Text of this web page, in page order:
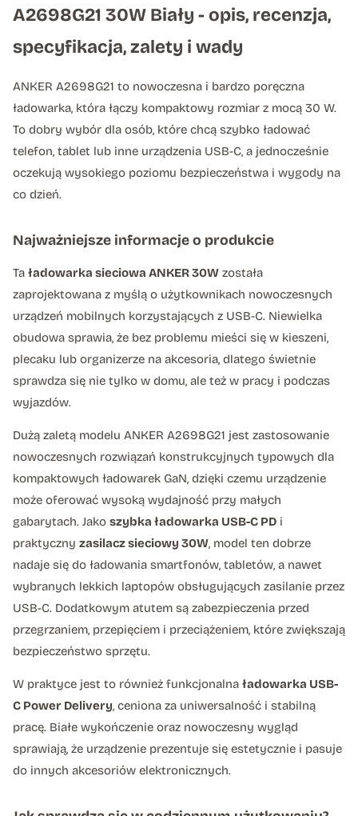
A2698G21 30W Biały - opis, recenzja,
specyfikacja, zalety i wady
ANKER A2698G21 to nowoczesna i bardzo poręczna
ładowarka, która łączy kompaktowy rozmiar z mocą 30 W.
To dobry wybór dla osób, które chcą szybko ładować
telefon, tablet lub inne urządzenia USB-C, a jednocześnie
oczekują wysokiego poziomu bezpieczeństwa i wygody na
co dzień.
Najważniejsze informacje o produkcie
Ta ładowarka sieciowa ANKER 30W została
zaprojektowana z myślą o użytkownikach nowoczesnych
urządzeń mobilnych korzystających z USB-C. Niewielka
obudowa sprawia, że bez problemu mieści się w kieszeni,
plecaku lub organizerze na akcesoria, dlatego świetnie
sprawdza się nie tylko w domu, ale też w pracy i podczas
wyjazdów.
Dużą zaletą modelu ANKER A2698G21 jest zastosowanie
nowoczesnych rozwiązań konstrukcyjnych typowych dla
kompaktowych ładowarek GaN, dzięki czemu urządzenie
może oferować wysoką wydajność przy małych
gabarytach. Jako szybka ładowarka USB-C PD i
praktyczny zasilacz sieciowy 30W, model ten dobrze
nadaje się do ładowania smartfonów, tabletów, a nawet
wybranych lekkich laptopów obsługujących zasilanie przez
USB-C. Dodatkowym atutem są zabezpieczenia przed
przegrzaniem, przepięciem i przeciążeniem, które zwiększają
bezpieczeństwo sprzętu.
W praktyce jest to również funkcjonalna ładowarka USB-
C Power Delivery, ceniona za uniwersalność i stabilną
pracę. Białe wykończenie oraz nowoczesny wygląd
sprawiają, że urządzenie prezentuje się estetycznie i pasuje
do innych akcesoriów elektronicznych.